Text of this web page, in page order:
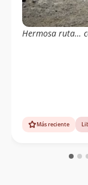
29/08/15
Hermosa ruta…
Más reciente